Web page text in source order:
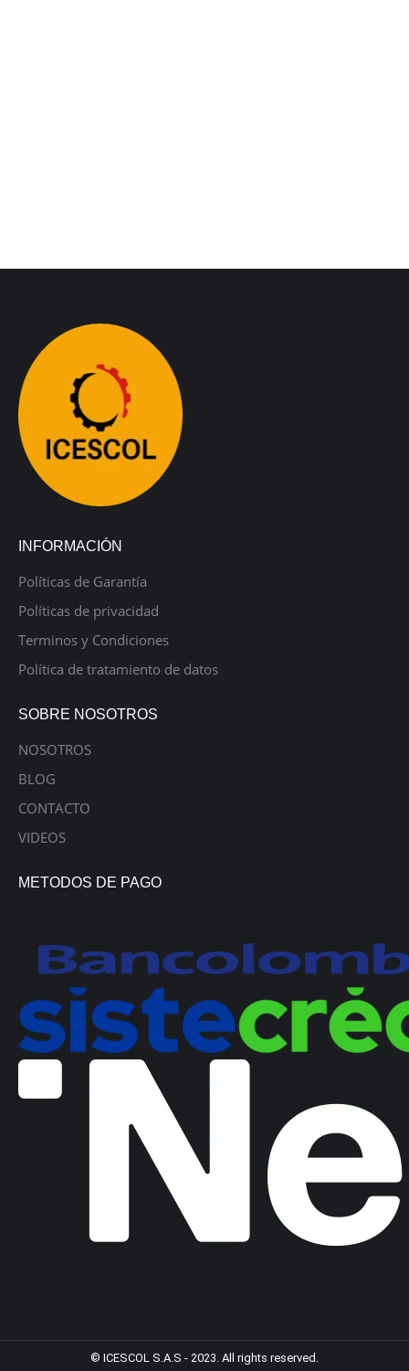
INFORMACIÓN
Políticas de Garantía
Políticas de privacidad
Terminos y Condiciones
Política de tratamiento de datos
SOBRE NOSOTROS
NOSOTROS
BLOG
CONTACTO
VIDEOS
METODOS DE PAGO
© ICESCOL S.A.S - 2023. All rights reserved.